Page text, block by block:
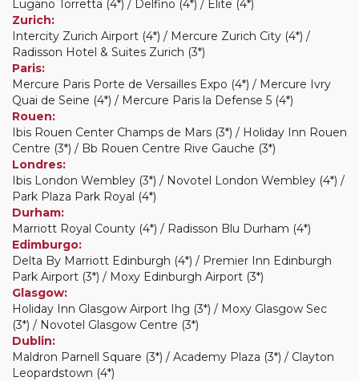
Lugano Torretta (4*) / Delfino (4*) / Elite (4*)
Zurich:
Intercity Zurich Airport (4*) / Mercure Zurich City (4*) /
Radisson Hotel & Suites Zurich (3*)
Paris:
Mercure Paris Porte de Versailles Expo (4*) / Mercure Ivry
Quai de Seine (4*) / Mercure Paris la Defense 5 (4*)
Rouen:
Ibis Rouen Center Champs de Mars (3*) / Holiday Inn Rouen
Centre (3*) / Bb Rouen Centre Rive Gauche (3*)
Londres:
Ibis London Wembley (3*) / Novotel London Wembley (4*) /
Park Plaza Park Royal (4*)
Durham:
Marriott Royal County (4*) / Radisson Blu Durham (4*)
Edimburgo:
Delta By Marriott Edinburgh (4*) / Premier Inn Edinburgh
Park Airport (3*) / Moxy Edinburgh Airport (3*)
Glasgow:
Holiday Inn Glasgow Airport Ihg (3*) / Moxy Glasgow Sec
(3*) / Novotel Glasgow Centre (3*)
Dublin:
Maldron Parnell Square (3*) / Academy Plaza (3*) / Clayton
Leopardstown (4*)